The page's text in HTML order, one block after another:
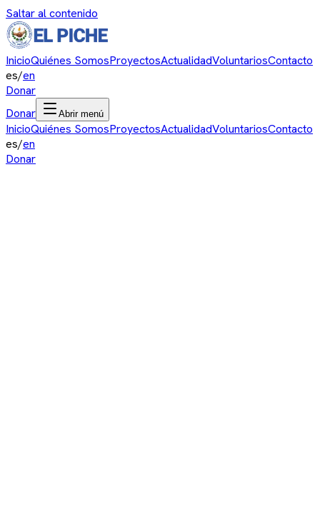
Saltar al contenido
InicioQuiénes SomosProyectosActualidadVoluntariosContacto
es/en
Donar
Donar
Abrir menú
InicioQuiénes SomosProyectosActualidadVoluntariosContacto
es/en
Donar